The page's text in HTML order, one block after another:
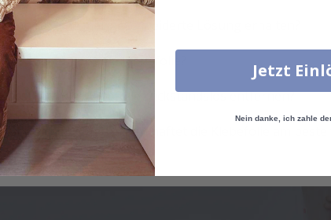
Kann ich eine maßgeschneiderte Lösung erhalten?
Wie langlebig ist die Klebefolie?
Lässt sich die Klebefolie rückstandslos entfernen?
Auf welchen Oberflächen haftet die Klebefolie am
Jetzt
Nein danke, ich zahle